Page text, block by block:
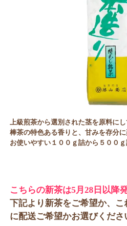
上級煎茶から選別された茎を原料にし
棒茶の特色ある香りと、甘みを存分に
お使いやすい１００ｇ詰から５００
こちらの新茶は5月28日以降
下記より新茶をご希望か、
に配送ご希望かお選びくださ